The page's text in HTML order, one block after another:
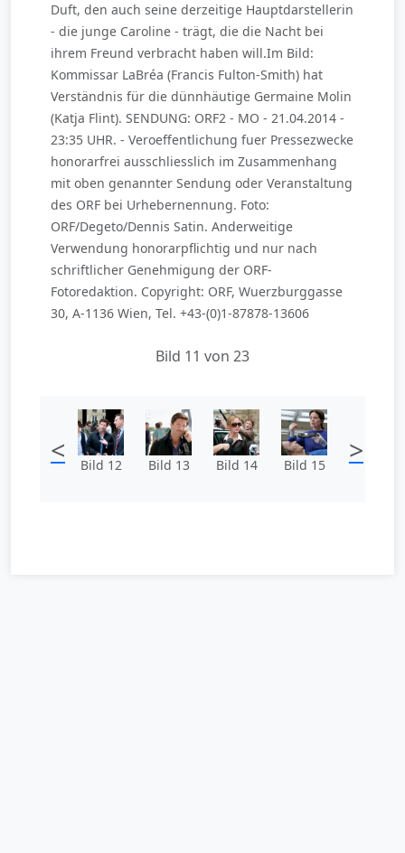
Duft, den auch seine derzeitige Hauptdarstellerin
- die junge Caroline - trägt, die die Nacht bei
ihrem Freund verbracht haben will.Im Bild:
Kommissar LaBréa (Francis Fulton-Smith) hat
Verständnis für die dünnhäutige Germaine Molin
(Katja Flint). SENDUNG: ORF2 - MO - 21.04.2014 -
23:35 UHR. - Veroeffentlichung fuer Pressezwecke
honorarfrei ausschliesslich im Zusammenhang
mit oben genannter Sendung oder Veranstaltung
des ORF bei Urhebernennung. Foto:
ORF/Degeto/Dennis Satin. Anderweitige
Verwendung honorarpflichtig und nur nach
schriftlicher Genehmigung der ORF-
Fotoredaktion. Copyright: ORF, Wuerzburggasse
30, A-1136 Wien, Tel. +43-(0)1-87878-13606
Bild 11 von 23
< Bild 12 Bild 13 Bild 14 Bild 15 >